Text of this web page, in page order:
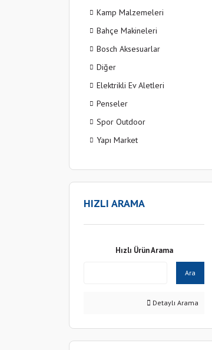
Kamp Malzemeleri
Bahçe Makineleri
Bosch Aksesuarlar
Diğer
Elektrikli Ev Aletleri
Penseler
Spor Outdoor
Yapı Market
HIZLI ARAMA
Hızlı Ürün Arama
Ara
Detaylı Arama